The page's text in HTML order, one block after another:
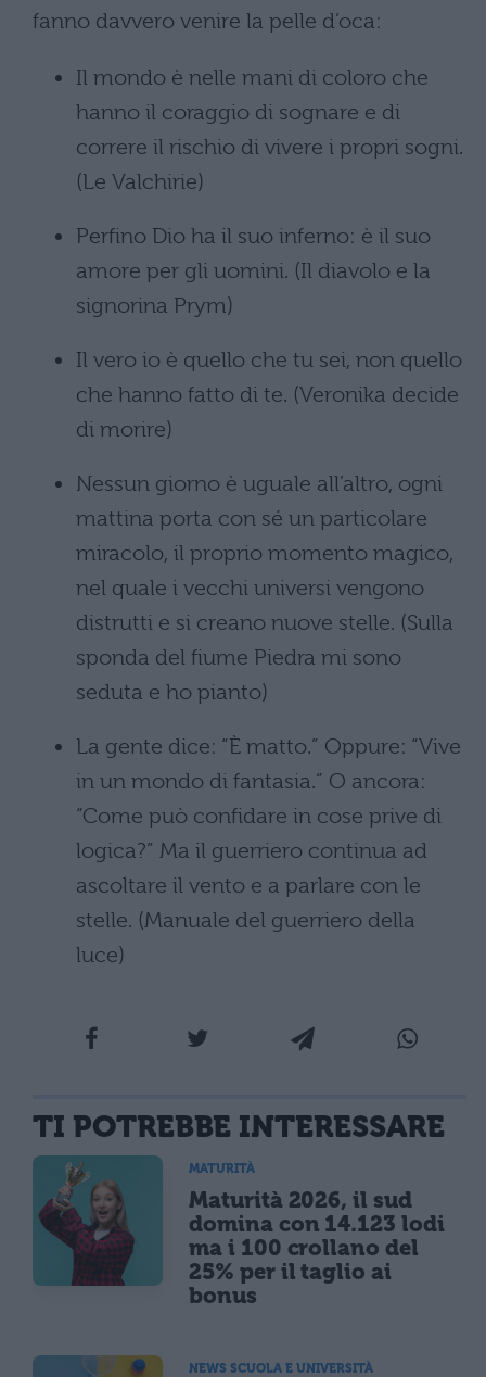
fanno davvero venire la pelle d’oca:
Il mondo è nelle mani di coloro che
hanno il coraggio di sognare e di
correre il rischio di vivere i propri sogni.
(Le Valchirie)
Perfino Dio ha il suo inferno: è il suo
amore per gli uomini. (Il diavolo e la
signorina Prym)
Il vero io è quello che tu sei, non quello
che hanno fatto di te. (Veronika decide
di morire)
Nessun giorno è uguale all’altro, ogni
mattina porta con sé un particolare
miracolo, il proprio momento magico,
nel quale i vecchi universi vengono
distrutti e si creano nuove stelle. (Sulla
sponda del fiume Piedra mi sono
seduta e ho pianto)
La gente dice: “È matto.” Oppure: “Vive
in un mondo di fantasia.” O ancora:
“Come può confidare in cose prive di
logica?” Ma il guerriero continua ad
ascoltare il vento e a parlare con le
stelle. (Manuale del guerriero della
luce)
TI POTREBBE INTERESSARE
MATURITÀ
Maturità 2026, il sud
domina con 14.123 lodi
ma i 100 crollano del
25% per il taglio ai
bonus
NEWS SCUOLA E UNIVERSITÀ